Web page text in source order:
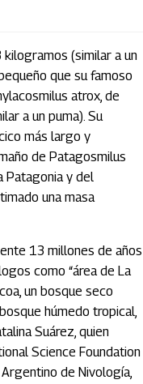
(similar a un
que su famoso
atrox, de
a un puma). Su
más largo y
de Patagosmilus
Patagonia y del
una masa
13 millones de años
como “área de La
un bosque seco
húmedo tropical,
Suárez, quien
Science Foundation
de Nivología,